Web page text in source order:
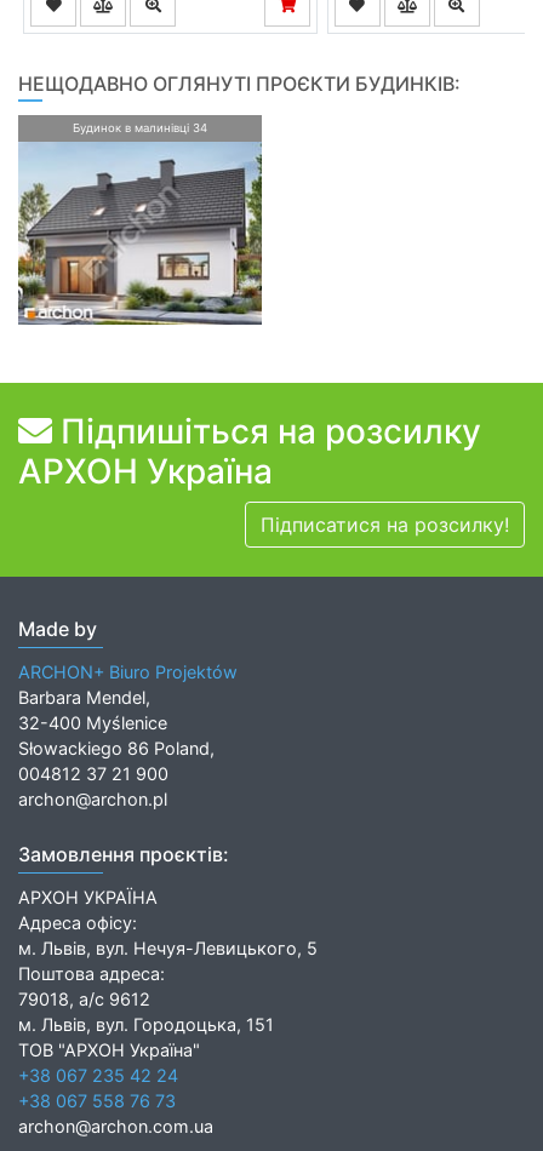
НЕЩОДАВНО ОГЛЯНУТІ ПРОЄКТИ БУДИНКІВ:
Будинок в малинівці 34
Підпишіться на розсилку
АРХОН Україна
Підписатися на розсилку!
Made by
ARCHON+ Biuro Projektów
Barbara Mendel,
32-400 Myślenice
Słowackiego 86 Poland,
004812 37 21 900
archon@archon.pl
Замовлення проєктів:
АРХОН УКРАЇНА
Адреса офісу:
м. Львів, вул. Нечуя-Левицького, 5
Поштова адреса:
79018, а/с 9612
м. Львів, вул. Городоцька, 151
ТОВ "АРХОН Україна"
+38 067 235 42 24
+38 067 558 76 73
archon@archon.com.ua